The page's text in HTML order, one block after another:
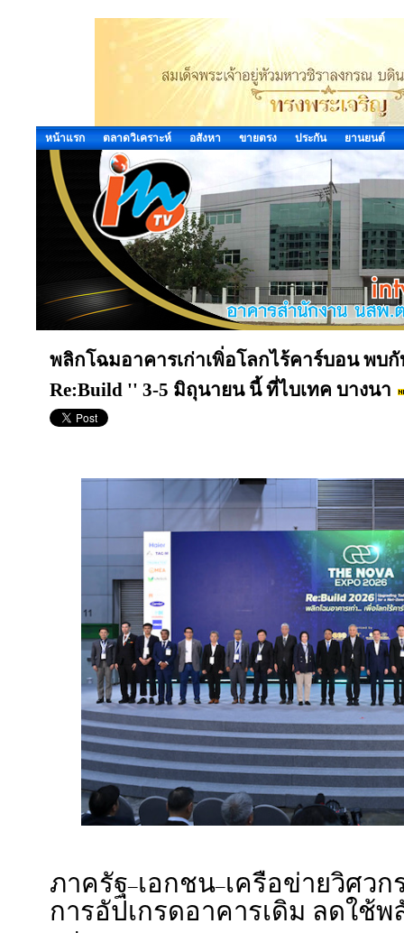
หน้าแรก ตลาดวิเคราะห์ อสังหา ขายตรง ประกัน ยานยนต์
พลิกโฉมอาคารเก่าเพิ่อโลกไร้คาร์บอน พบกั
Re:Build '' 3-5 มิถุนายน นี้ ที่ไบเทค บางนา
ภาครัฐ–เอกชน–เครือข่ายวิศว
การอัปเกรดอาคารเดิม ลดใช้พ